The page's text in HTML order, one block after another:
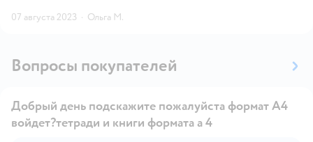
07 августа 2023 · Ольга М.
Вопросы покупателей
Добрый день подскажите пожалуйста формат А4
войдет?тетради и книги формата а 4